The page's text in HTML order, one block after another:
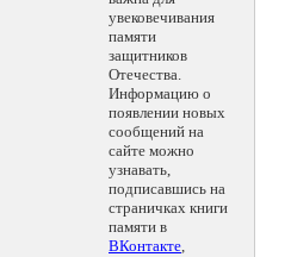
увековечивания
памяти
защитников
Отечества.
Информацию о
появлении новых
сообщений на
сайте можно
узнавать,
подписавшись на
страничках книги
памяти в
ВКонтакте,